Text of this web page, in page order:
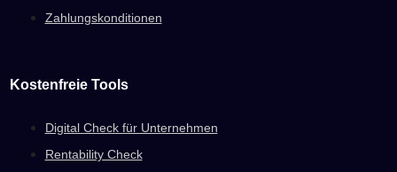
Zahlungskonditionen
Kostenfreie Tools
Digital Check für Unternehmen
Rentability Check